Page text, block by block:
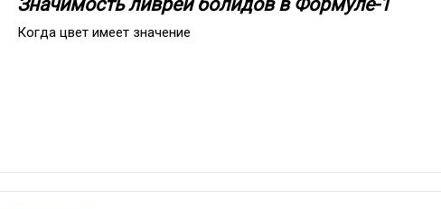
Значимость ливреи болидов в Формуле-1
Когда цвет имеет значение